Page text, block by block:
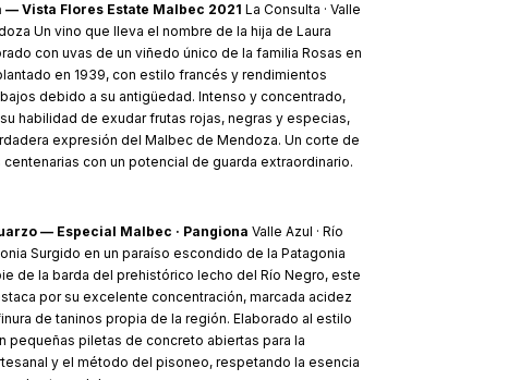
— Vista Flores Estate Malbec 2021 La Consulta · Valle
Un vino que lleva el nombre de la hija de Laura
con uvas de un viñedo único de la familia Rosas en
en 1939, con estilo francés y rendimientos
debido a su antigüedad. Intenso y concentrado,
habilidad de exudar frutas rojas, negras y especias,
expresión del Malbec de Mendoza. Un corte de
centenarias con un potencial de guarda extraordinario.
— Especial Malbec · Pangiona Valle Azul · Río
Surgido en un paraíso escondido de la Patagonia
de la barda del prehistórico lecho del Río Negro, este
por su excelente concentración, marcada acidez
de taninos propia de la región. Elaborado al estilo
pequeñas piletas de concreto abiertas para la
y el método del pisoneo, respetando la esencia